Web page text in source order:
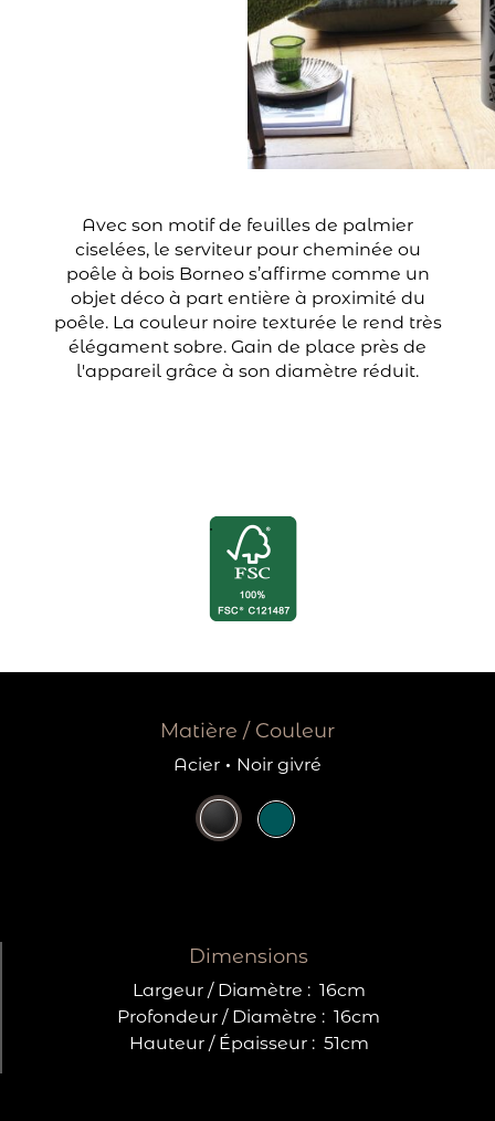
Avec son motif de feuilles de palmier
ciselées, le serviteur pour cheminée ou
poêle à bois Borneo s’affirme comme un
objet déco à part entière à proximité du
poêle. La couleur noire texturée le rend très
élégament sobre. Gain de place près de
l'appareil grâce à son diamètre réduit.
Matière / Couleur
Acier · Noir givré
Dimensions
Largeur / Diamètre : 16cm
Profondeur / Diamètre : 16cm
Hauteur / Épaisseur : 51cm